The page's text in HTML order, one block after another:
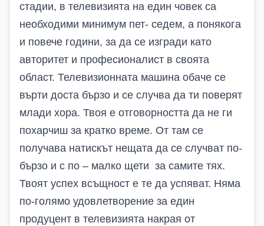
стадии, в телевизията на един човек са
необходими минимум пет- седем, а понякога
и повече години, за да се изгради като
авторитет и професионалист в своята
област. Телевизионната машина обаче се
върти доста бързо и се случва да ти поверят
млади хора. Твоя е отговорността да не ги
похарчиш за кратко време. От там се
получава натискът нещата да се случват по-
бързо и с по – малко щети за самите тях.
Твоят успех всъщност е те да успяват. Няма
по-голямо удовлетворение за един
продуцент в телевизията накрая от